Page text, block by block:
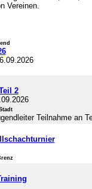
Vereinen.
2
Teilnahme an